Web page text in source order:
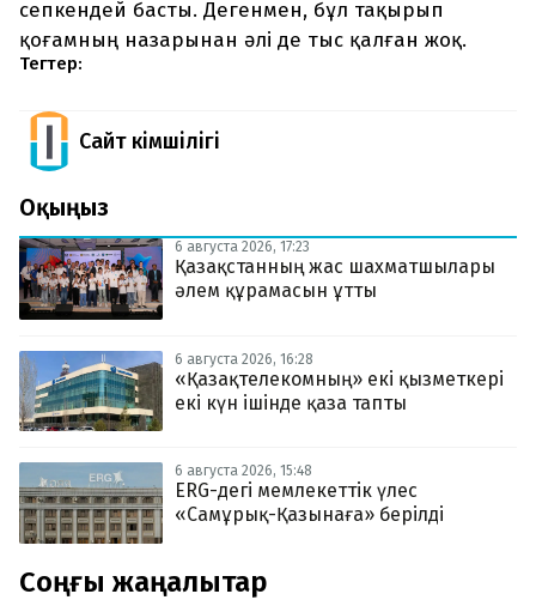
сепкендей басты. Дегенмен, бұл тақырып
қоғамның назарынан әлі де тыс қалған жоқ.
Тегтер:
Сайт Әкімшілігі
Оқыңыз
6 августа 2026, 17:23
Қазақстанның жас шахматшылары
әлем құрамасын ұтты
6 августа 2026, 16:28
«Қазақтелекомның» екі қызметкері
екі күн ішінде қаза тапты
6 августа 2026, 15:48
ERG-дегі мемлекеттік үлес
«Самұрық-Қазынаға» берілді
Соңғы жаңалықтар